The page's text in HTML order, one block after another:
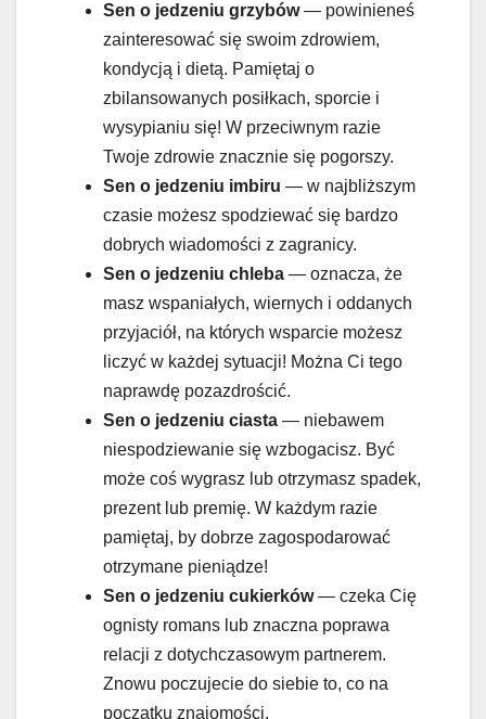
Sen o jedzeniu grzybów— powinieneś
zainteresować się swoim zdrowiem,
kondycją i dietą. Pamiętaj o
zbilansowanych posiłkach, sporcie i
wysypianiu się! W przeciwnym razie
Twoje zdrowie znacznie się pogorszy.
Sen o jedzeniu imbiru — w najbliższym
czasie możesz spodziewać się bardzo
dobrych wiadomości z zagranicy.
Sen o jedzeniu chleba — oznacza, że
masz wspaniałych, wiernych i oddanych
przyjaciół, na których wsparcie możesz
liczyć w każdej sytuacji! Można Ci tego
naprawdę pozazdrościć.
Sen o jedzeniu ciasta — niebawem
niespodziewanie się wzbogacisz. Być
może coś wygrasz lub otrzymasz spadek,
prezent lub premię. W każdym razie
pamiętaj, by dobrze zagospodarować
otrzymane pieniądze!
Sen o jedzeniu cukierków— czeka Cię
ognisty romans lub znaczna poprawa
relacji z dotychczasowym partnerem.
Znowu poczujecie do siebie to, co na
początku znajomości.